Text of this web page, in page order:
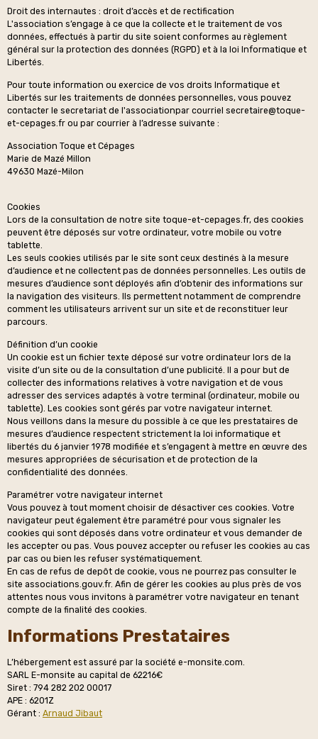
Droit des internautes : droit d’accès et de rectification
L'association s’engage à ce que la collecte et le traitement de vos
données, effectués à partir du site soient conformes au règlement
général sur la protection des données (RGPD) et à la loi Informatique et
Libertés.
Pour toute information ou exercice de vos droits Informatique et
Libertés sur les traitements de données personnelles, vous pouvez
contacter le secretariat de l'associationpar courriel secretaire@toque-
et-cepages.fr ou par courrier à l’adresse suivante :
Association Toque et Cépages
Marie de Mazé Millon
49630 Mazé-Milon
Cookies
Lors de la consultation de notre site toque-et-cepages.fr, des cookies
peuvent être déposés sur votre ordinateur, votre mobile ou votre
tablette.
Les seuls cookies utilisés par le site sont ceux destinés à la mesure
d’audience et ne collectent pas de données personnelles. Les outils de
mesures d’audience sont déployés afin d’obtenir des informations sur
la navigation des visiteurs. Ils permettent notamment de comprendre
comment les utilisateurs arrivent sur un site et de reconstituer leur
parcours.
Définition d’un cookie
Un cookie est un fichier texte déposé sur votre ordinateur lors de la
visite d’un site ou de la consultation d’une publicité. Il a pour but de
collecter des informations relatives à votre navigation et de vous
adresser des services adaptés à votre terminal (ordinateur, mobile ou
tablette). Les cookies sont gérés par votre navigateur internet.
Nous veillons dans la mesure du possible à ce que les prestataires de
mesures d’audience respectent strictement la loi informatique et
libertés du 6 janvier 1978 modifiée et s’engagent à mettre en œuvre des
mesures appropriées de sécurisation et de protection de la
confidentialité des données.
Paramétrer votre navigateur internet
Vous pouvez à tout moment choisir de désactiver ces cookies. Votre
navigateur peut également être paramétré pour vous signaler les
cookies qui sont déposés dans votre ordinateur et vous demander de
les accepter ou pas. Vous pouvez accepter ou refuser les cookies au cas
par cas ou bien les refuser systématiquement.
En cas de refus de depôt de cookie, vous ne pourrez pas consulter le
site associations.gouv.fr. Afin de gérer les cookies au plus près de vos
attentes nous vous invitons à paramétrer votre navigateur en tenant
compte de la finalité des cookies.
Informations Prestataires
L’hébergement est assuré par la société e-monsite.com.
SARL E-monsite au capital de 62216€
Siret : 794 282 202 00017
APE : 6201Z
Gérant : Arnaud Jibaut